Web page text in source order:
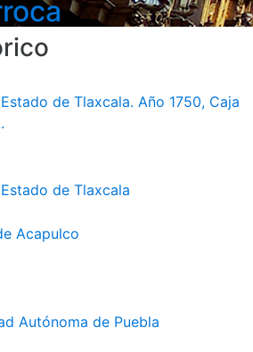
de Tlaxcala. Año 1750, Caja
de Tlaxcala
Acapulco
Autónoma de Puebla